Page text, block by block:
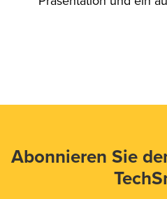
Abonnieren Sie